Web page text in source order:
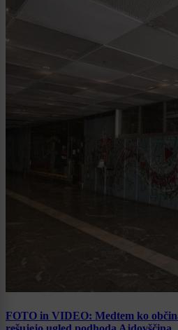
FOTO in VIDEO: Medtem ko